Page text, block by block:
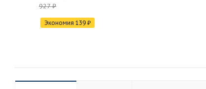
927 ₽
Экономия 139 ₽